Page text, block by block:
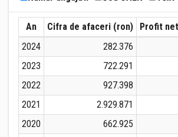
An Cifra de afaceri (ron) Profit
2024
282.376
2023
722.291
2022
927.398
2021
2.929.871
2020
662.925